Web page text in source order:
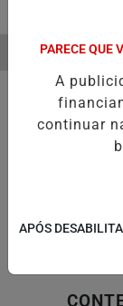
É A
EM ALTA
PARECE QUE
A
continuar
APÓS